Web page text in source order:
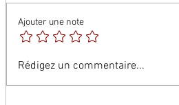
Ajouter une note
Rédigez un commentaire...